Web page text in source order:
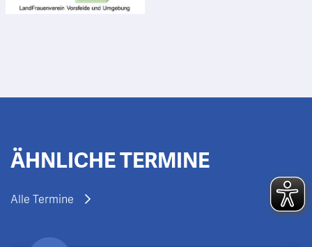
ÄHNLICHE TERMINE
Alle Termine